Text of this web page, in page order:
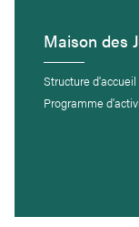
Maison des
Structure
Programme